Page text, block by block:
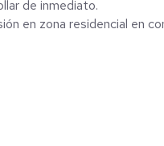
de inmediato.
en zona residencial en